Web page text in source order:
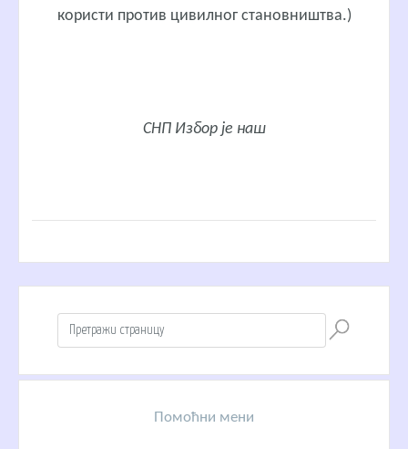
користи против цивилног становништва.)
СНП Избор је наш
Помоћни мени